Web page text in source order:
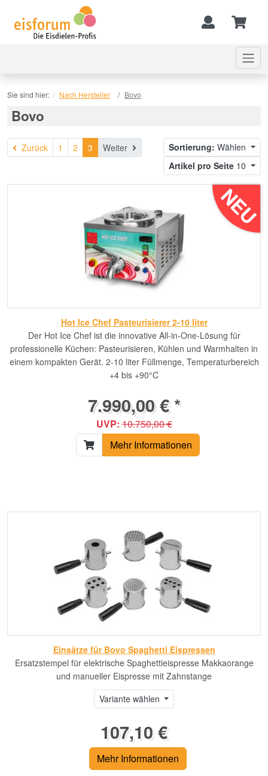
Sie sind hier: Nach Hersteller Bovo
Bovo
ZurückZurück
1 2 3 Weiter Sortierung: Wählen
Artikel pro Seite 10
NEU
Hot Ice Chef Pasteurisierer 2-10 liter
Der Hot Ice Chef ist die innovative All-in-One-Lösung für
professionelle Küchen: Pasteurisieren, Kühlen und Warmhalten in
einem kompakten Gerät. 2-10 liter Füllmenge, Temperaturbereich
+4 bis +90°C
7.990,00 € *
UVP:10.750,00 €
Mehr Informationen
Einsätze für Bovo Spaghetti Eispressen
Ersatzstempel für elektrische Spaghettieispresse Makkaorange
und manueller Eispresse mit Zahnstange
Variante wählen
107,10 €
Mehr Informationen